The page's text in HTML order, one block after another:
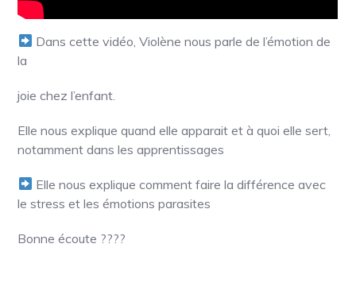
Dans cette vidéo, Violène nous parle de l’émotion de
la
joie chez l’enfant.
Elle nous explique quand elle apparait et à quoi elle sert,
notamment dans les apprentissages
Elle nous explique comment faire la différence avec
le stress et les émotions parasites
Bonne écoute ????